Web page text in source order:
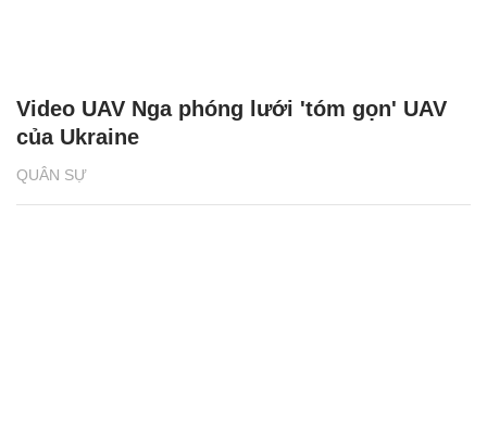
QUÂN SỰ
Video UAV Nga phóng lưới 'tóm gọn' UAV
của Ukraine